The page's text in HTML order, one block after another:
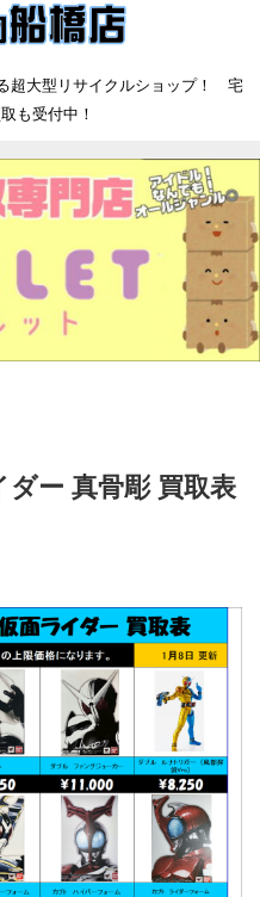
超大型リサイクルショップ！ 宅
も受付中！
ー 真骨彫 買取表